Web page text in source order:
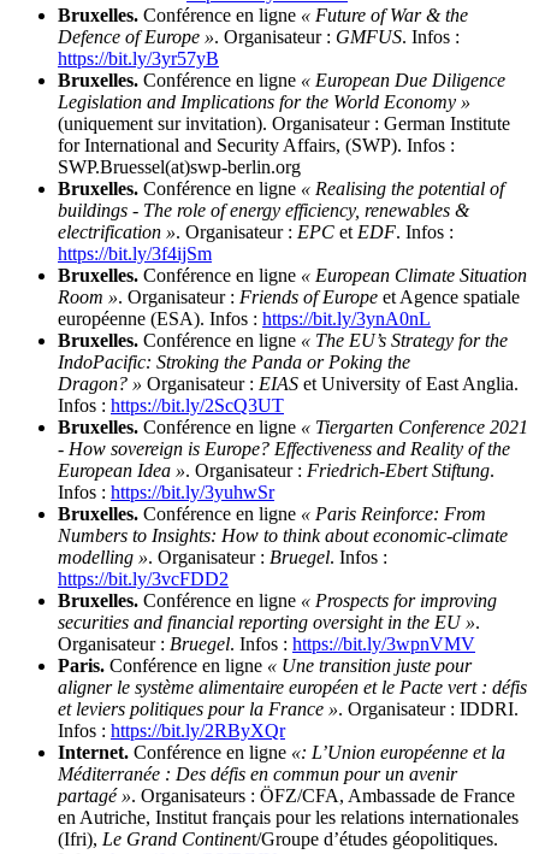
Bruxelles. Conférence en ligne « Future of War & the
Defence of Europe ». Organisateur : GMFUS. Infos :
https://bit.ly/3yr57yB
Bruxelles. Conférence en ligne « European Due Diligence
Legislation and Implications for the World Economy »
(uniquement sur invitation). Organisateur : German Institute
for International and Security Affairs, (SWP). Infos :
SWP.Bruessel(at)swp-berlin.org
Bruxelles. Conférence en ligne « Realising the potential of
buildings - The role of energy efficiency, renewables &
electrification ». Organisateur : EPC et EDF. Infos :
https://bit.ly/3f4ijSm
Bruxelles. Conférence en ligne « European Climate Situation
Room ». Organisateur : Friends of Europe et Agence spatiale
européenne (ESA). Infos : https://bit.ly/3ynA0nL
Bruxelles. Conférence en ligne « The EU’s Strategy for the
IndoPacific: Stroking the Panda or Poking the
Dragon? » Organisateur : EIAS et University of East Anglia.
Infos : https://bit.ly/2ScQ3UT
Bruxelles. Conférence en ligne « Tiergarten Conference 2021
- How sovereign is Europe? Effectiveness and Reality of the
European Idea ». Organisateur : Friedrich-Ebert Stiftung.
Infos : https://bit.ly/3yuhwSr
Bruxelles. Conférence en ligne « Paris Reinforce: From
Numbers to Insights: How to think about economic-climate
modelling ». Organisateur : Bruegel. Infos :
https://bit.ly/3vcFDD2
Bruxelles. Conférence en ligne « Prospects for improving
securities and financial reporting oversight in the EU ».
Organisateur : Bruegel. Infos : https://bit.ly/3wpnVMV
Paris. Conférence en ligne « Une transition juste pour
aligner le système alimentaire européen et le Pacte vert : défis
et leviers politiques pour la France ». Organisateur : IDDRI.
Infos : https://bit.ly/2RByXQr
Internet. Conférence en ligne «: L’Union européenne et la
Méditerranée : Des défis en commun pour un avenir
partagé ». Organisateurs : ÖFZ/CFA, Ambassade de France
en Autriche, Institut français pour les relations internationales
(Ifri), Le Grand Continent/Groupe d’études géopolitiques.